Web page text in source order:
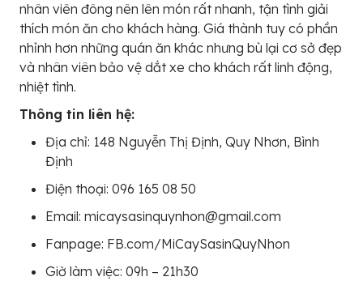
nhân viên đông nên lên món rất nhanh, tận tình giải
thích món ăn cho khách hàng. Giá thành tuy có phần
nhỉnh hơn những quán ăn khác nhưng bù lại cơ sở đẹp
và nhân viên bảo vệ dắt xe cho khách rất linh động,
nhiệt tình.
Thông tin liên hệ:
Địa chỉ: 148 Nguyễn Thị Định, Quy Nhơn, Bình
Định
Điện thoại: 096 165 08 50
Email: micaysasinquynhon@gmail.com
Fanpage: FB.com/MiCaySasinQuyNhon
Giờ làm việc: 09h – 21h30